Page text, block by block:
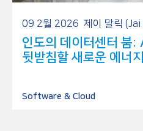
09 2월 2026 제이 말릭
인도의 데이터센터 붐:
뒷받침할 새로운 에너
Software & Cloud